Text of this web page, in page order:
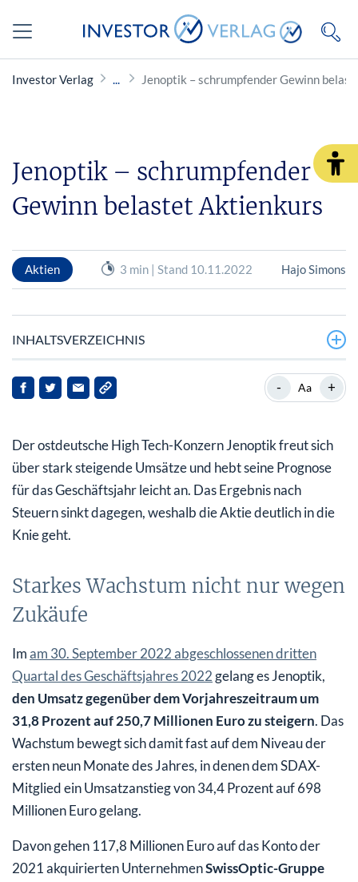
Investor Verlag Jenoptik – schrumpfender Gewinn
Jenoptik – schrumpfender
Gewinn belastet Aktienkurs
Aktien 3 min | Stand 10.11.2022 Hajo Simons
INHALTSVERZEICHNIS
Starkes Wachstum nicht nur wegen Zukäufe
Hohe Nachfrage sorgt für Rekord beim
Auftragsbestand
Optimistischer Ausblick
- Aa +
Der ostdeutsche High Tech-Konzern Jenoptik freut sich
über stark steigende Umsätze und hebt seine Prognose
für das Geschäftsjahr leicht an. Das Ergebnis nach
Steuern sinkt dagegen, weshalb die Aktie deutlich in die
Knie geht.
Starkes Wachstum nicht nur wegen
Zukäufe
Imam 30. September 2022 abgeschlossenen dritten
Quartal des Geschäftsjahres 2022 gelang es Jenoptik,
den Umsatz gegenüber dem Vorjahreszeitraum um
31,8 Prozent auf 250,7 Millionen Euro zu steigern. Das
Wachstum bewegt sich damit fast auf dem Niveau der
ersten neun Monate des Jahres, in denen dem SDAX-
Mitglied ein Umsatzanstieg von 34,4 Prozent auf 698
Millionen Euro gelang.
Davon gehen 117,8 Millionen Euro auf das Konto der
2021 akquirierten UnternehmenSwissOptic-Gruppe